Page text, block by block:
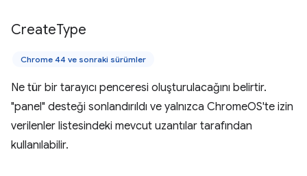
CreateType
Chrome 44 ve sonraki sürümler
Ne tür bir tarayıcı penceresi oluşturulacağını belirtir.
"panel" desteği sonlandırıldı ve yalnızca ChromeOS'te izin
verilenler listesindeki mevcut uzantılar tarafından
kullanılabilir.